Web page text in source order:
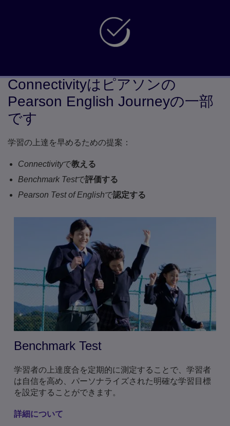
Connectivityはピアソンの
Pearson English Journeyの一部
です
学習の上達を早めるための提案：
Connectivityで教える
Benchmark Testで評価する
Pearson Test of Englishで認定する
Benchmark Test
学習者の上達度合を定期的に測定することで、学習者
は自信を高め、パーソナライズされた明確な学習目標
を設定することができます。
詳細について